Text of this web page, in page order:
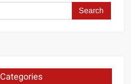
Search
for:
Categories